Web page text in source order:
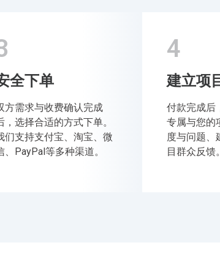
全下单
方需求与收费确认完成
，选择合适的方式下单。
们支持支付宝、淘宝、微
、PayPal等多种渠道。
4
建立项
付款完成后
专属与您的
度与问题、
目群众反馈。